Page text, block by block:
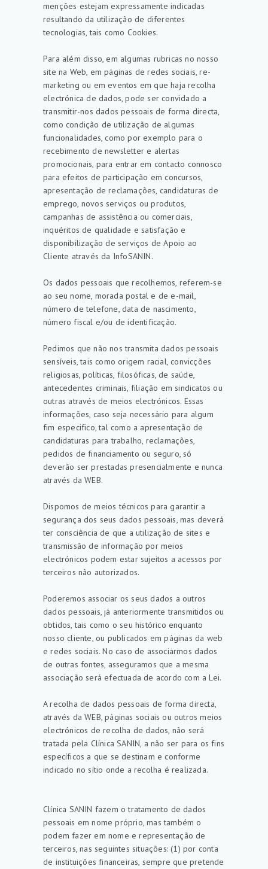
menções estejam expressamente indicadas
resultando da utilização de diferentes
tecnologias, tais como Cookies.
Para além disso, em algumas rubricas no nosso
site na Web, em páginas de redes sociais, re-
marketing ou em eventos em que haja recolha
electrónica de dados, pode ser convidado a
transmitir-nos dados pessoais de forma directa,
como condição de utilização de algumas
funcionalidades, como por exemplo para o
recebimento de newsletter e alertas
promocionais, para entrar em contacto connosco
para efeitos de participação em concursos,
apresentação de reclamações, candidaturas de
emprego, novos serviços ou produtos,
campanhas de assistência ou comerciais,
inquéritos de qualidade e satisfação e
disponibilização de serviços de Apoio ao
Cliente através da InfoSANIN.
Os dados pessoais que recolhemos, referem-se
ao seu nome, morada postal e de e-mail,
número de telefone, data de nascimento,
número fiscal e/ou de identificação.
Pedimos que não nos transmita dados pessoais
sensíveis, tais como origem racial, convicções
religiosas, políticas, filosóficas, de saúde,
antecedentes criminais, filiação em sindicatos ou
outras através de meios electrónicos. Essas
informações, caso seja necessário para algum
fim especifico, tal como a apresentação de
candidaturas para trabalho, reclamações,
pedidos de financiamento ou seguro, só
deverão ser prestadas presencialmente e nunca
através da WEB.
Dispomos de meios técnicos para garantir a
segurança dos seus dados pessoais, mas deverá
ter consciência de que a utilização de sites e
transmissão de informação por meios
electrónicos podem estar sujeitos a acessos por
terceiros não autorizados.
Poderemos associar os seus dados a outros
dados pessoais, já anteriormente transmitidos ou
obtidos, tais como o seu histórico enquanto
nosso cliente, ou publicados em páginas da web
e redes sociais. No caso de associarmos dados
de outras fontes, asseguramos que a mesma
associação será efectuada de acordo com a Lei.
A recolha de dados pessoais de forma directa,
através da WEB, páginas sociais ou outros meios
electrónicos de recolha de dados, não será
tratada pela Clínica SANIN, a não ser para os fins
específicos a que se destinam e conforme
indicado no sítio onde a recolha é realizada.
Clínica SANIN fazem o tratamento de dados
pessoais em nome próprio, mas também o
podem fazer em nome e representação de
terceiros, nas seguintes situações: (1) por conta
de instituições financeiras, sempre que pretende